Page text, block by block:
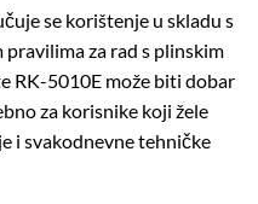
se korištenje u skladu s
za rad s plinskim
RK-5010E može biti dobar
za korisnike koji žele
i svakodnevne tehničke